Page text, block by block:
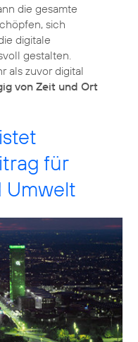
die gesamte
sich
digitale
gestalten.
als zuvor digital
von Zeit und Ort
für
Umwelt